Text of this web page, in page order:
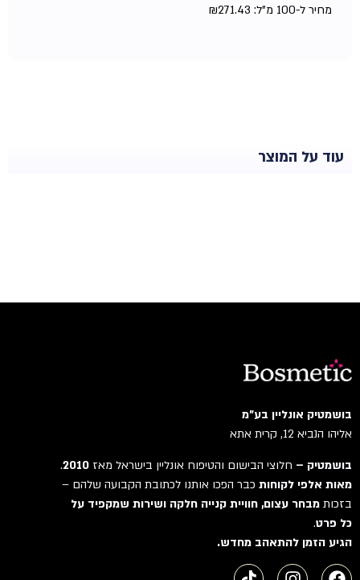
מחיר ל-100 מ"ל:
₪271.43
עוד על המוצר
בושמטיק אונליין בע"מ
אליהו הנביא 12, קרית אתא
בושמטיק –חלוצי הבישום והטיפוח אונליין בישראל מאז2010
.
מאות אלפי לקוחותכבר הפכו אותנו לכתובת הקבועה שלהם –
בזכותמבחר עצום, חוויית קנייה חלקה ושירות שמקפיד על
כל פרט.
הגיע הזמן להתאהב מחדש.